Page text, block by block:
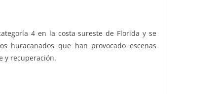
4 en la costa sureste de Florida y se
huracanados que han provocado escenas
y recuperación.